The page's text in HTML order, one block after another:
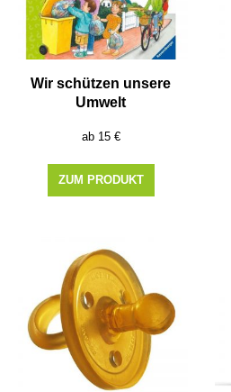
Wir schützen unsere
Umwelt
15 €
ZUM PRODUKT